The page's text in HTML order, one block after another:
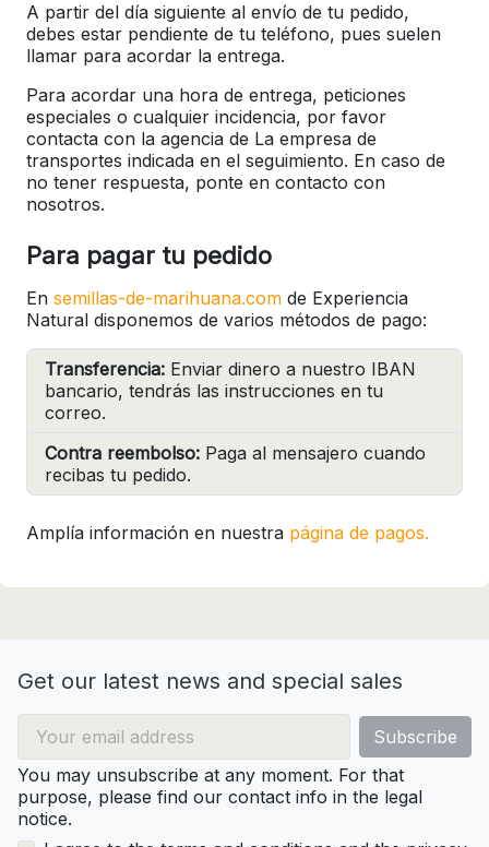
A partir del día siguiente al envío de tu pedido,
debes estar pendiente de tu teléfono, pues suelen
llamar para acordar la entrega.
Para acordar una hora de entrega, peticiones
especiales o cualquier incidencia, por favor
contacta con la agencia de La empresa de
transportes indicada en el seguimiento. En caso de
no tener respuesta, ponte en contacto con
nosotros.
Para pagar tu pedido
En semillas-de-marihuana.com de Experiencia
Natural disponemos de varios métodos de pago:
Transferencia: Enviar dinero a nuestro IBAN
bancario, tendrás las instrucciones en tu
correo.
Contra reembolso: Paga al mensajero cuando
recibas tu pedido.
Amplía información en nuestra página de pagos.
Get our latest news and special sales
You may unsubscribe at any moment. For that
purpose, please find our contact info in the legal
notice.